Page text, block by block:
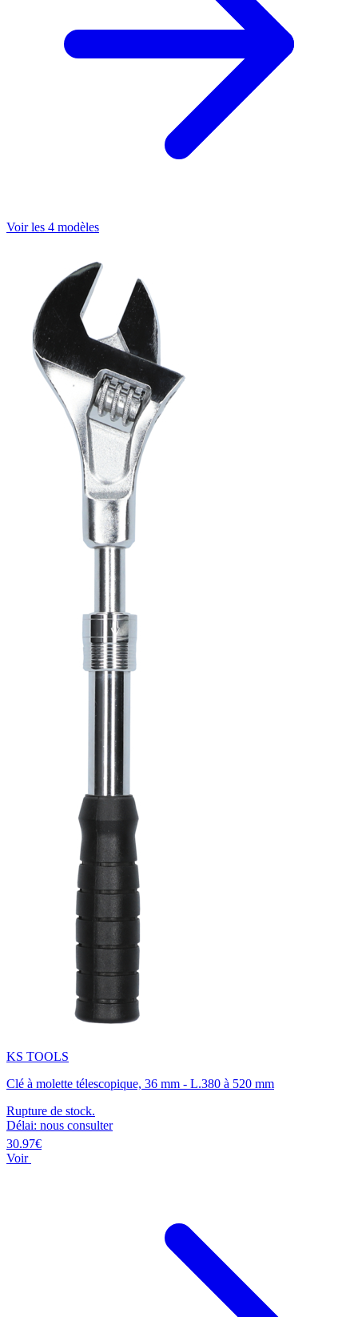
Voir les 4 modèles
KS TOOLS
Clé à molette télescopique, 36 mm - L.380 à 520 mm
Rupture de stock.
Délai: nous consulter
30.97€
Voir